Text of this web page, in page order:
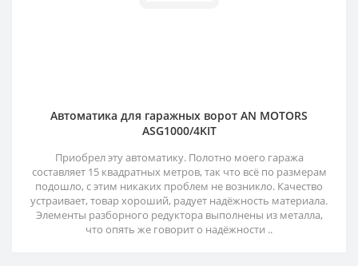
Автоматика для гаражных ворот AN MOTORS
ASG1000/4KIT
Приобрел эту автоматику. Полотно моего гаража
составляет 15 квадратных метров, так что всё по размерам
подошло, с этим никаких проблем не возникло. Качество
устраивает, товар хороший, радует надёжность материала.
Элементы разборного редуктора выполнены из металла,
что опять же говорит о надёжности ..